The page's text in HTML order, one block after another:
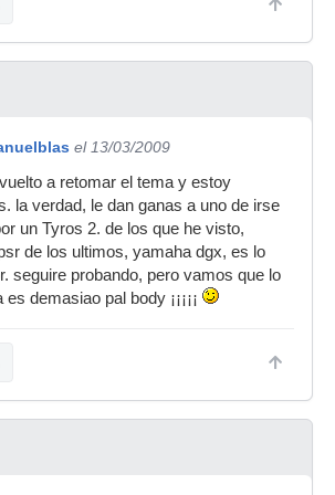
el 13/03/2009
a retomar el tema y estoy
la verdad, le dan ganas a uno de irse
un Tyros 2. de los que he visto,
de los ultimos, yamaha dgx, es lo
seguire probando, pero vamos que lo
demasiao pal body ¡¡¡¡¡